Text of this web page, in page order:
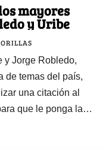
mayores
y Uribe
y Jorge Robledo,
de temas del país,
una citación al
que le ponga la…